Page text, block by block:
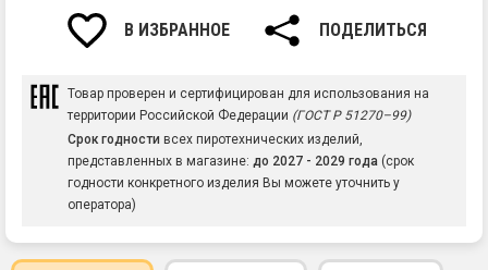
В ИЗБРАННОЕ ПОДЕЛИТЬСЯ
Товар проверен и сертифицирован для использования на
территории Российской Федерации (ГОСТ Р 51270–99)
Срок годности всех пиротехнических изделий,
представленных в магазине: до 2027 - 2029 года (срок
годности конкретного изделия Вы можете уточнить у
оператора)